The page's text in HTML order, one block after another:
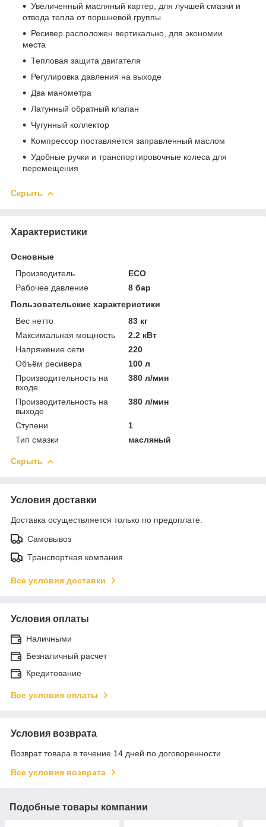
Увеличенный масляный картер, для лучшей смазки и
отвода тепла от поршневой группы
Ресивер расположен вертикально, для экономии
места
Тепловая защита двигателя
Регулировка давления на выходе
Два манометра
Латунный обратный клапан
Чугунный коллектор
Компрессор поставляется заправленный маслом
Удобные ручки и транспортировочные колеса для
перемещения
Скрыть
Характеристики
Основные
Производитель
ECO
Рабочее давление
8 бар
Пользовательские характеристики
Вес нетто
83 кг
Максимальная мощность
2.2 кВт
Напряжение сети
220
Объём ресивера
100 л
Производительность на
входе
380 л/мин
Производительность на
выходе
380 л/мин
Ступени
1
Тип смазки
масляный
Скрыть
Условия доставки
Доставка осуществляется только по предоплате.
Самовывоз
Транспортная компания
Все условия доставки
Условия оплаты
Наличными
Безналичный расчет
Кредитование
Все условия оплаты
Условия возврата
Возврат товара в течение 14 дней по договоренности
Все условия возврата
Подобные товары компании